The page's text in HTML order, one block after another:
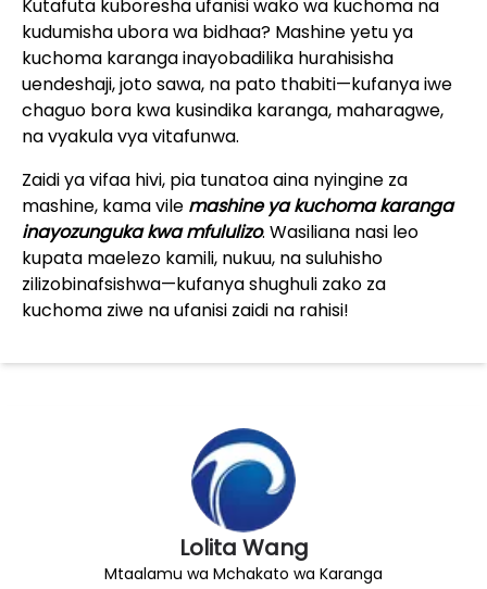
Kutafuta kuboresha ufanisi wako wa kuchoma na
kudumisha ubora wa bidhaa? Mashine yetu ya
kuchoma karanga inayobadilika hurahisisha
uendeshaji, joto sawa, na pato thabiti—kufanya iwe
chaguo bora kwa kusindika karanga, maharagwe,
na vyakula vya vitafunwa.
Zaidi ya vifaa hivi, pia tunatoa aina nyingine za
mashine, kama vile mashine ya kuchoma karanga
inayozunguka kwa mfululizo. Wasiliana nasi leo
kupata maelezo kamili, nukuu, na suluhisho
zilizobinafsishwa—kufanya shughuli zako za
kuchoma ziwe na ufanisi zaidi na rahisi!
Lolita Wang
Mtaalamu wa Mchakato wa Karanga